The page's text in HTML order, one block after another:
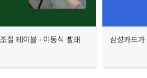
절 테이블 · 이동식 빨래
삼성카드